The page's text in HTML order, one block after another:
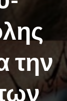
την